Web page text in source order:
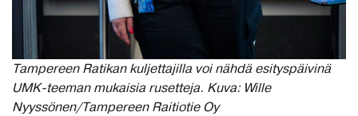
Tampereen Ratikan kuljettajilla voi nähdä esityspäivinä
UMK-teeman mukaisia rusetteja. Kuva: Wille
Nyyssönen/Tampereen Raitiotie Oy